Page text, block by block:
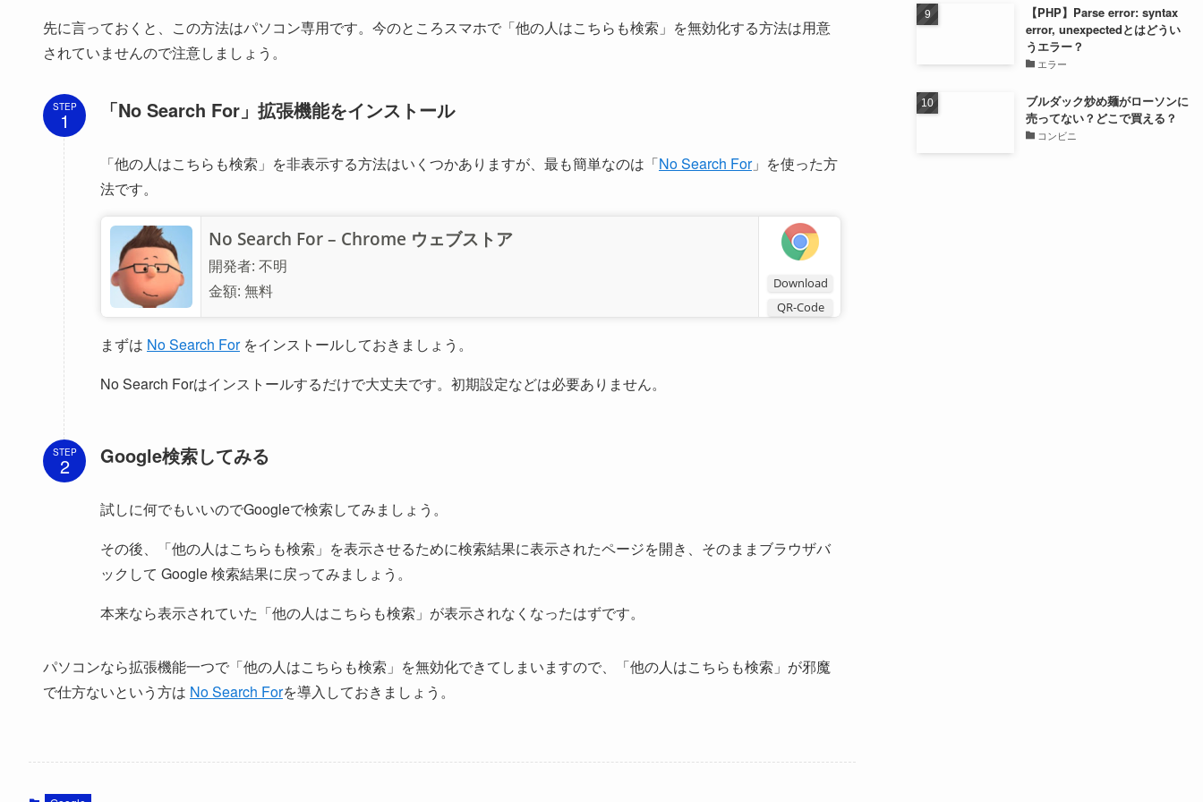
先に言っておくと、この方法はパソコン専用です。今のところスマホで「他の人はこちらも検索」を無効化する方法は用意
されていませんので注意しましょう。
STEP 「No Search For」拡張機能をインストール
「他の人はこちらも検索」を非表示する方法はいくつかありますが、最も簡単なのは「No Search For」を使った方
法です。
Download
QR-Code
No Search For – Chrome ウェブストア
開発者: 不明
金額: 無料
まずは No Search Forをインストールしておきましょう。
No Search Forはインストールするだけで大丈夫です。初期設定などは必要ありません。
STEP Google検索してみる
試しに何でもいいのでGoogleで検索してみましょう。
その後、「他の人はこちらも検索」を表示させるために検索結果に表示されたページを開き、そのままブラウザバ
ックして Google 検索結果に戻ってみましょう。
本来なら表示されていた「他の人はこちらも検索」が表示されなくなったはずです。
パソコンなら拡張機能一つで「他の人はこちらも検索」を無効化できてしまいますので、「他の人はこちらも検索」が邪魔
で仕方ないという方は No Search Forを導入しておきましょう。
【PHP】Parse error: syntax
error, unexpectedとはどうい
うエラー？
エラー
ブルダック炒め麺がローソンに
売ってない？どこで買える？
コンビニ